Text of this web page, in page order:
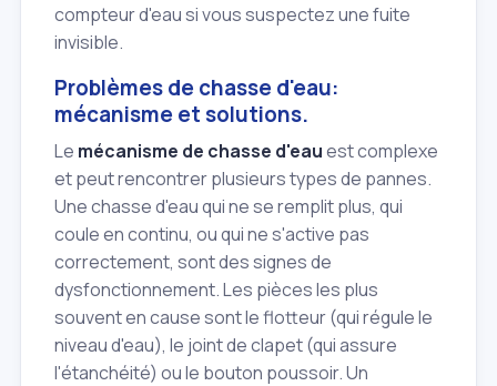
compteur d'eau si vous suspectez une fuite
invisible.
Problèmes de chasse d'eau:
mécanisme et solutions.
Le mécanisme de chasse d'eauest complexe
et peut rencontrer plusieurs types de pannes.
Une chasse d'eau qui ne se remplit plus, qui
coule en continu, ou qui ne s'active pas
correctement, sont des signes de
dysfonctionnement. Les pièces les plus
souvent en cause sont le flotteur (qui régule le
niveau d'eau), le joint de clapet (qui assure
l'étanchéité) ou le bouton poussoir. Un